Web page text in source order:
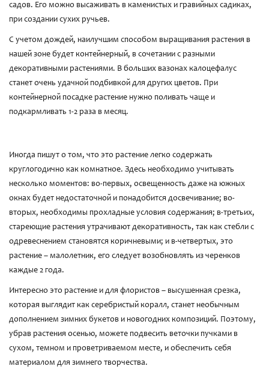
садов. Его можно высаживать в каменистых и гравийных садиках,
при создании сухих ручьев.
С учетом дождей, наилучшим способом выращивания растения в
нашей зоне будет контейнерный, в сочетании с разными
декоративными растениями. В больших вазонах калоцефалус
станет очень удачной подбивкой для других цветов. При
контейнерной посадке растение нужно поливать чаще и
подкармливать 1-2 раза в месяц.
Иногда пишут о том, что это растение легко содержать
круглогодично как комнатное. Здесь необходимо учитывать
несколько моментов: во-первых, освещенность даже на южных
окнах будет недостаточной и понадобится досвечивание; во-
вторых, необходимы прохладные условия содержания; в-третьих,
стареющие растения утрачивают декоративность, так как стебли с
одревеснением становятся коричневыми; и в-четвертых, это
растение – малолетник, его следует возобновлять из черенков
каждые 2 года.
Интересно это растение и для флористов – высушенная срезка,
которая выглядит как серебристый коралл, станет необычным
дополнением зимних букетов и новогодних композиций. Поэтому,
убрав растения осенью, можете подвесить веточки пучками в
сухом, темном и проветриваемом месте, и обеспечить себя
материалом для зимнего творчества.